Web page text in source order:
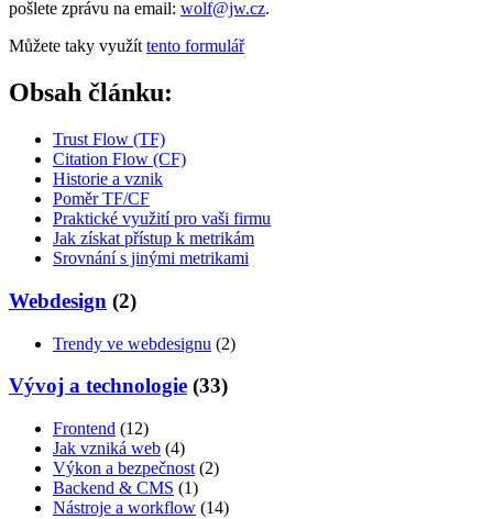
pošlete zprávu na email: wolf@jw.cz.
Můžete taky využít tento formulář
Obsah článku:
Trust Flow (TF)
Citation Flow (CF)
Historie a vznik
Poměr TF/CF
Praktické využití pro vaši firmu
Jak získat přístup k metrikám
Srovnání s jinými metrikami
Webdesign (2)
Trendy ve webdesignu (2)
Vývoj a technologie (33)
Frontend (12)
Jak vzniká web (4)
Výkon a bezpečnost (2)
Backend & CMS (1)
Nástroje a workflow (14)